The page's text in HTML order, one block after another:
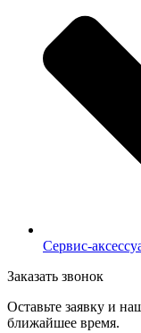
Сервис-
Заказать звонок
Оставьте заявку и
ближайшее время.